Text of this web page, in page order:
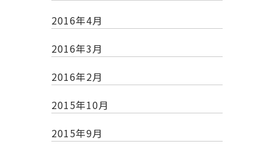
2016年4月
2016年3月
2016年2月
2015年10月
2015年9月